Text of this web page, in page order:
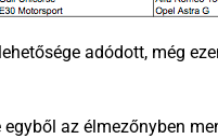
adódott, még
egyből az élmezőnyben